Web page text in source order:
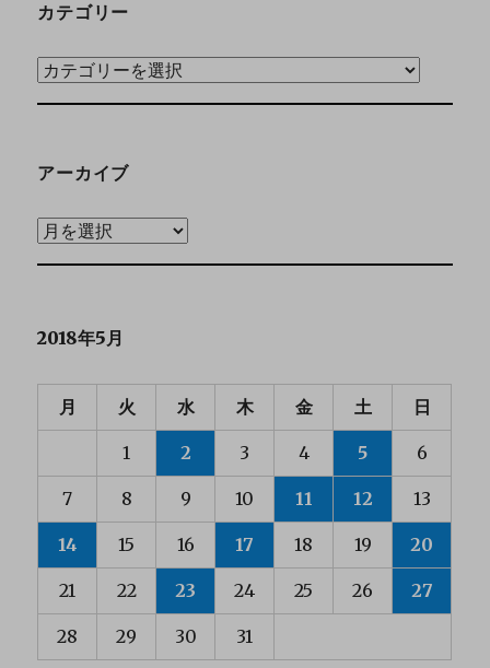
カテゴリー
アーカイブ
2018年5月
月 火 水 木 金 土 日
1 2 3 4 5 6
7 8 9 10 11 12 13
14 15 16 17 18 19 20
21 22 23 24 25 26 27
28 29 30
31